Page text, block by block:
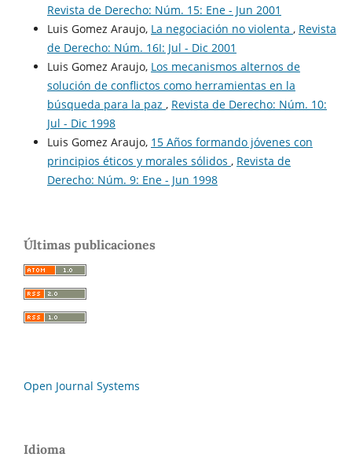
Revista de Derecho: Núm. 15: Ene - Jun 2001
Luis Gomez Araujo, La negociación no violenta , Revista
de Derecho: Núm. 16I: Jul - Dic 2001
Luis Gomez Araujo, Los mecanismos alternos de
solución de conflictos como herramientas en la
búsqueda para la paz , Revista de Derecho: Núm. 10:
Jul - Dic 1998
Luis Gomez Araujo, 15 Años formando jóvenes con
principios éticos y morales sólidos , Revista de
Derecho: Núm. 9: Ene - Jun 1998
Últimas publicaciones
Open Journal Systems
Idioma